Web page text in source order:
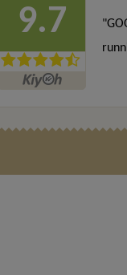
9.7